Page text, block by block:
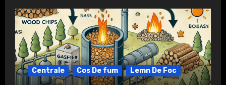
Centrale Cos De fum Lemn De Foc